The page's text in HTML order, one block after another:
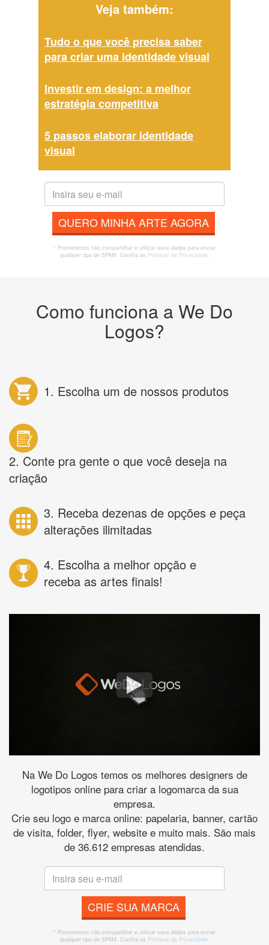
Veja também:
Tudo o que você precisa saber
para criar uma identidade visual
Investir em design: a melhor
estratégia competitiva
5 passos elaborar identidade
visual
QUERO MINHA ARTE AGORA
* Prometemos não compartilhar e utilizar seus dados para enviar
qualquer tipo de SPAM. Confira as Políticas de Privacidade.
Como funciona a We Do
Logos?
1. Escolha um de nossos produtos
2. Conte pra gente o que você deseja na
criação
3. Receba dezenas de opções e peça
alterações ilimitadas
4. Escolha a melhor opção e
receba as artes finais!
Na We Do Logos temos os melhores designers de
logotipos online para criar a logomarca da sua
empresa.
Crie seu logo e marca online: papelaria, banner, cartão
de visita, folder, flyer, website e muito mais. São mais
de 36.612 empresas atendidas.
CRIE SUA MARCA
* Prometemos não compartilhar e utilizar seus dados para enviar
qualquer tipo de SPAM. Confira as Políticas de Privacidade.